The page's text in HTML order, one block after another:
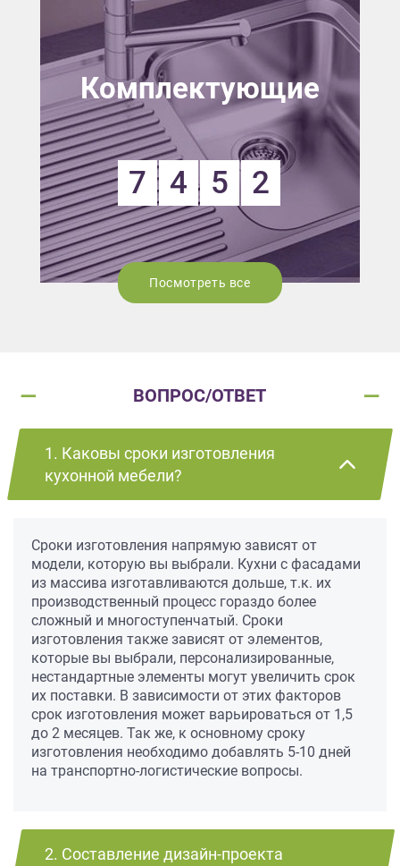
Комплектующие
7 4 5 2
Посмотреть все
ВОПРОС/ОТВЕТ
1. Каковы сроки изготовления
кухонной мебели?
Сроки изготовления напрямую зависят от
модели, которую вы выбрали. Кухни с фасадами
из массива изготавливаются дольше, т.к. их
производственный процесс гораздо более
сложный и многоступенчатый. Сроки
изготовления также зависят от элементов,
которые вы выбрали, персонализированные,
нестандартные элементы могут увеличить срок
их поставки. В зависимости от этих факторов
срок изготовления может варьироваться от 1,5
до 2 месяцев. Так же, к основному сроку
изготовления необходимо добавлять 5-10 дней
на транспортно-логистические вопросы.
2. Составление дизайн-проекта